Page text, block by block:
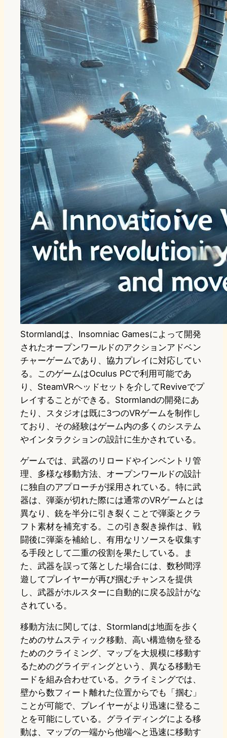
Stormlandは、Insomniac Gamesによって開発
されたオープンワールドのアクションアドベン
チャーゲームであり、協力プレイに対応してい
る。このゲームはOculus PCで利用可能であ
り、SteamVRヘッドセットを介してReviveでプ
レイすることができる。Stormlandの開発にあ
たり、スタジオは既に3つのVRゲームを制作し
ており、その経験はゲーム内の多くのシステム
やインタラクションの設計に生かされている。
ゲームでは、武器のリロードやインベントリ管
理、多様な移動方法、オープンワールドの設計
に独自のアプローチが採用されている。特に武
器は、弾薬が切れた際には通常のVRゲームとは
異なり、銃を半分に引き裂くことで弾薬とクラ
フト素材を補充する。この引き裂き操作は、戦
闘後に弾薬を補給し、有用なリソースを収集す
る手段として二重の役割を果たしている。ま
た、武器を誤って落とした場合には、数秒間浮
遊してプレイヤーが再び掴むチャンスを提供
し、武器がホルスターに自動的に戻る設計がな
されている。
移動方法に関しては、Stormlandは地面を歩く
ためのサムスティック移動、高い構造物を登る
ためのクライミング、マップを大規模に移動す
るためのグライディングという、異なる移動モ
ードを組み合わせている。クライミングでは、
壁から数フィート離れた位置からでも「掴む」
ことが可能で、プレイヤーがより迅速に登るこ
とを可能にしている。グライディングによる移
動は、マップの一端から他端へと迅速に移動す